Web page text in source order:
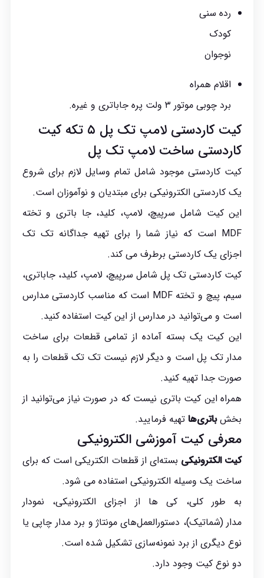
رده سنی
کودک
نوجوان
اقلام همراه
برد چوبی موتور ۳ ولت پره جاباتری و غیره.
کیت کاردستی لامپ تک پل ۵ تکه کیت
کاردستی ساخت لامپ تک پل
کیت کاردستیموجود شامل تمام وسایل لازم برای شروع
یک کاردستی الکترونیکی برای مبتدیان و نوآموزان است.
این کیت شامل سرپیچ، لامپ، کلید، جا باتری و تخته
MDF است که نیاز شما را برای تهیه جداگانه تک تک
اجزای یک کاردستی برطرف می کند.
کیت کاردستی تک پل شامل سرپیچ، لامپ، کلید، جاباتری،
سیم، پیچ و تخته MDF است که مناسب کاردستی مدارس
است و می‌توانید در مدارس از این کیت استفاده کنید.
این کیت یک بسته آماده از تمامی قطعات برای ساخت
مدار تک پل است و دیگر لازم نیست تک تک قطعات را به
صورت جدا تهیه کنید.
همراه این کیت باتری نیست که در صورت نیاز می‌توانید از
بخشباتری‌هاتهیه فرمایید.
معرفی کیت آموزشی الکترونیکی
کیت الکترونیکی بسته‌ای از قطعات الکتریکی است که برای
ساخت یک وسیله الکترونیکی استفاده می شود.
به طور کلی، کی ها از اجزای الکترونیکی، نمودار
مدار (شماتیک)، دستورالعمل‌های مونتاژ و برد مدار چاپی یا
نوع دیگری از برد نمونه‌سازی تشکیل شده است.
دو نوع کیت وجود دارد.